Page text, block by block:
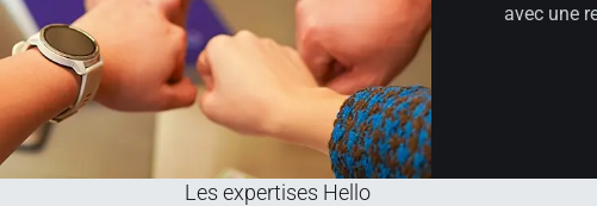
avec une
Les expertises Hello